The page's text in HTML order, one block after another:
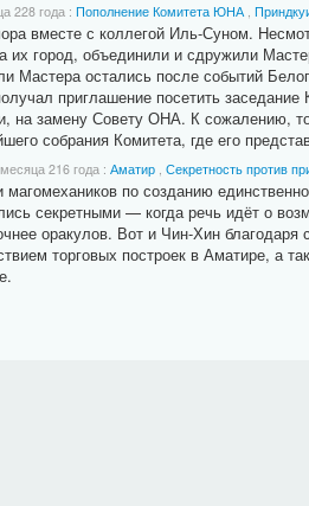
228 года : Пополнение Комитета ЮНА,
вместе с коллегой Иль-Суном.
их город, объединили и сдружили
Мастера остались после событий
приглашение посетить
на замену Совету ОНА. К сожалению,
собрания Комитета, где его
216 года : Аматир, Секретность против
по созданию
секретными — когда речь идёт о
оракулов. Вот и Чин-Хин
торговых построек в Аматире, а